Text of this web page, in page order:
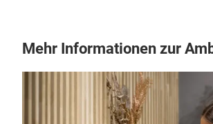
Mehr Informationen zur